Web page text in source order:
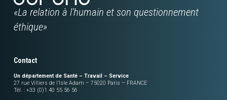
«La relation à l'humain et son questionnement
éthique»
Contact
Un département de Santé – Travail – Service
27 rue Villiers de l’Isle Adam – 75020 Paris – FRANCE
Tél. : +33 (0)1 40 55 56 56